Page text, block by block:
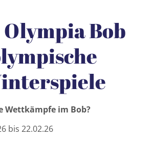
Olympia Bob
Wettkämpfe im Bob?
bis 22.02.26